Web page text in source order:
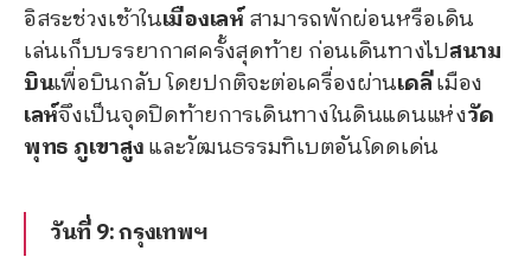
อิสระช่วงเช้าในเมืองเลห์สามารถพักผ่อนหรือเดิน
เล่นเก็บบรรยากาศครั้งสุดท้าย ก่อนเดินทางไปสนาม
บินเพื่อบินกลับ โดยปกติจะต่อเครื่องผ่านเดลีเมือง
เลห์จึงเป็นจุดปิดท้ายการเดินทางในดินแดนแห่งวัด
พุทธ ภูเขาสูงและวัฒนธรรมทิเบตอันโดดเด่น
วันที่ 9: กรุงเทพฯ